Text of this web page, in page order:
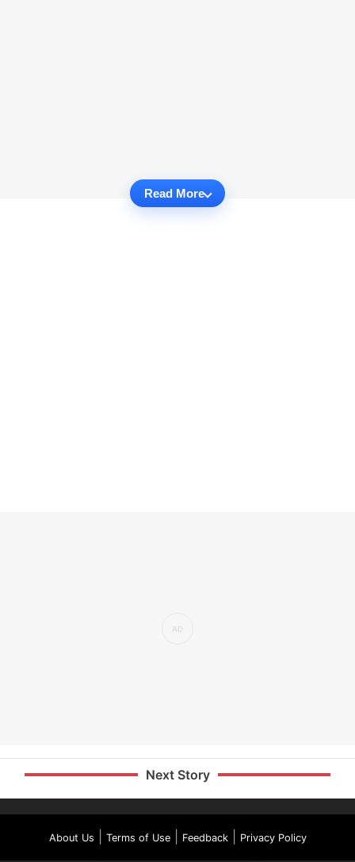
Read More
Next Story
About Us Terms of Use| Feedback| Privacy Policy